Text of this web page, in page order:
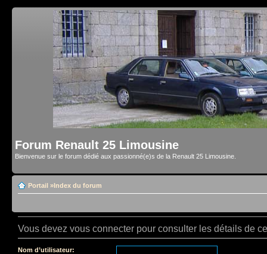
Forum Renault 25 Limousine
Bienvenue sur le forum dédié aux passionné(e)s de la Renault 25 Limousine.
Portail »Index du forum
Vous devez vous connecter pour consulter les détails de
Nom d’utilisateur: